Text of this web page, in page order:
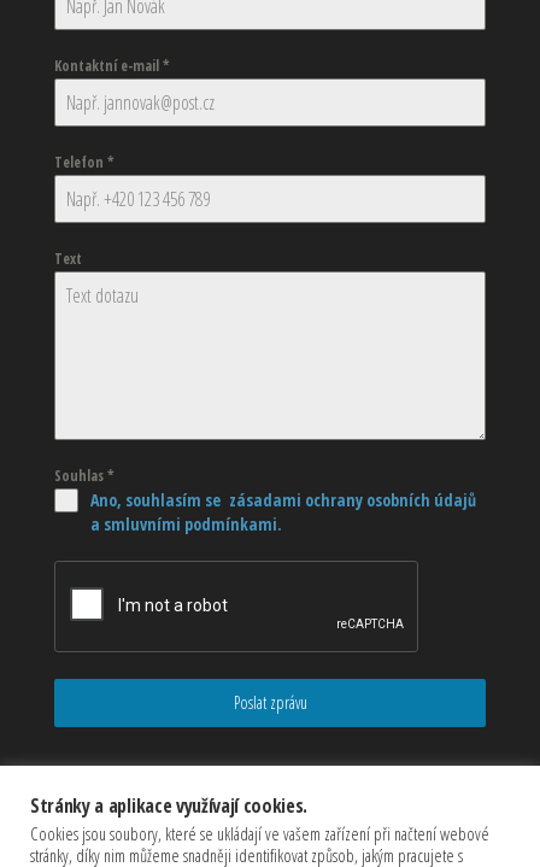
Kontaktní e-mail*
Telefon *
Text
Souhlas*
Ano, souhlasím se zásadami ochrany osobních údajů
a smluvními podmínkami.
Poslat zprávu
Stránky a aplikace využívají cookies.
Cookies jsou soubory, které se ukládají ve vašem zařízení při načtení webové
stránky, díky nim můžeme snadněji identifikovat způsob, jakým pracujete s